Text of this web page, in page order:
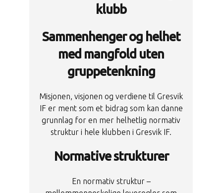
klubb
Sammenhenger og helhet
med mangfold uten
gruppetenkning
Misjonen, visjonen og verdiene til Gresvik
IF er ment som et bidrag som kan danne
grunnlag for en mer helhetlig normativ
struktur i hele klubben i Gresvik IF.
Normative strukturer
En normativ struktur –